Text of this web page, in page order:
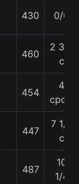
430 0/0
460
2 3/4
c
454
4
cpos.
447
7 1/4
c
487
10
1/4